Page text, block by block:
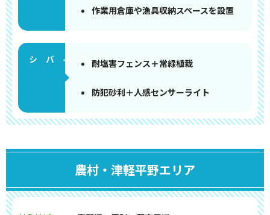
作業用倉庫や漁具収納スペースを設置
耐塩害フェンス＋常緑植栽
防犯砂利＋人感センサーライト
農村・津軽平野エリア